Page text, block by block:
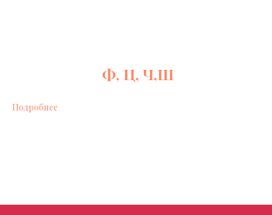
Ф, Ц, Ч,Ш
Подробнее